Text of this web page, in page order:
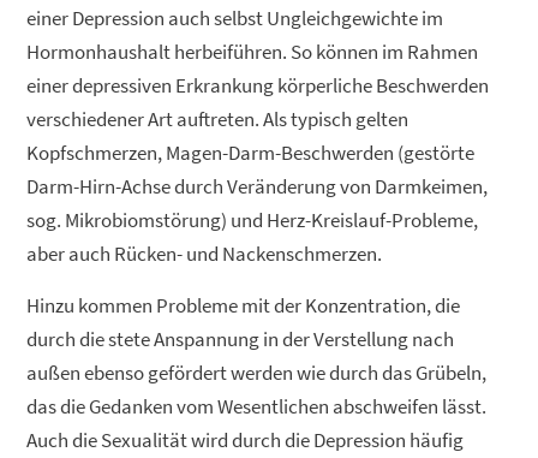
einer Depression auch selbst Ungleichgewichte im
Hormonhaushalt herbeiführen. So können im Rahmen
einer depressiven Erkrankung körperliche Beschwerden
verschiedener Art auftreten. Als typisch gelten
Kopfschmerzen, Magen-Darm-Beschwerden (gestörte
Darm-Hirn-Achse durch Veränderung von Darmkeimen,
sog. Mikrobiomstörung) und Herz-Kreislauf-Probleme,
aber auch Rücken- und Nackenschmerzen.
Hinzu kommen Probleme mit der Konzentration, die
durch die stete Anspannung in der Verstellung nach
außen ebenso gefördert werden wie durch das Grübeln,
das die Gedanken vom Wesentlichen abschweifen lässt.
Auch die Sexualität wird durch die Depression häufig